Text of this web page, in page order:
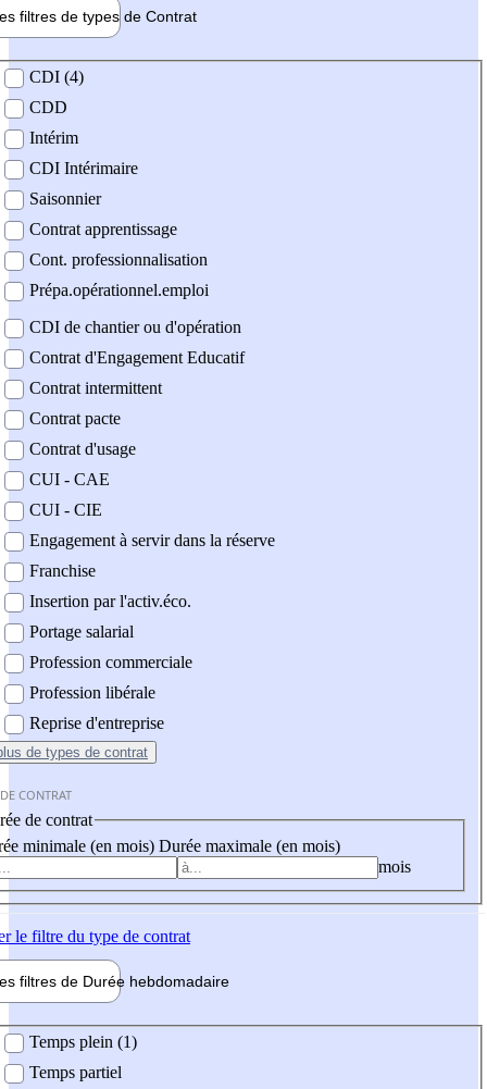
filtres de types de Contrat
contrat
CDI (4)
CDD
Intérim
CDI Intérimaire
Saisonnier
Contrat apprentissage
Cont. professionnalisation
Prépa.opérationnel.emploi
CDI de chantier ou d'opération
Contrat d'Engagement Educatif
Contrat intermittent
Contrat pacte
Contrat d'usage
CUI - CAE
CUI - CIE
Engagement à servir dans la réserve
Franchise
Insertion par l'activ.éco.
Portage salarial
Profession commerciale
Profession libérale
Reprise d'entreprise
de types de contrat
CONTRAT
de contrat
minimale (en mois) Durée maximale (en mois)
mois
le filtre du type de contrat
filtres de Durée hebdomadaire
Temps plein (1)
Temps partiel